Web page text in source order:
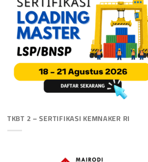
TKBT 2 – SERTIFIKASI KEMNAKER RI